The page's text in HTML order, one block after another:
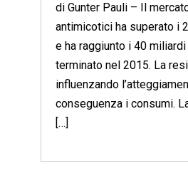
di Gunter Pauli – Il
antimicotici ha superato i
e ha raggiunto i 40
terminato nel 2015. La
influenzando
conseguenza i consumi.
[…]